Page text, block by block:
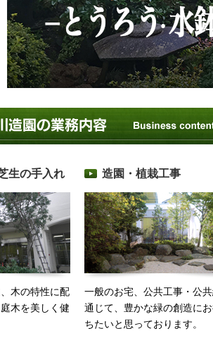
生の手入れ
木の特性に配
木を美しく健
造園・植栽工事
一般のお宅、公共工事・公
通じて、豊かな緑の創造に
ちたいと思っております。